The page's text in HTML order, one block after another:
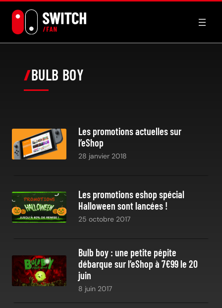
contenu
BULB BOY
Les promotions actuelles sur
l’eShop
28 janvier 2018
Les promotions eshop spécial
Halloween sont lancées !
25 octobre 2017
Bulb boy : une petite pépite
débarque sur l’eShop à 7€99 le 20
juin
8 juin 2017